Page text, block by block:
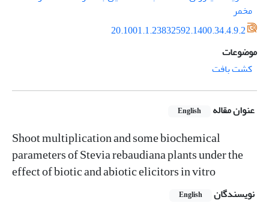
مخمر
20.1001.1.23832592.1400.34.4.9.2
موضوعات
کشت بافت
عنوان مقاله English
Shoot multiplication and some biochemical
parameters of Stevia rebaudiana plants under the
effect of biotic and abiotic elicitors in vitro
نویسندگان English